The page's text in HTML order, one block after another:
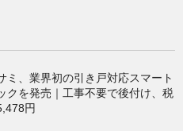
ミ、業界初の引き戸対応スマート
クを発売｜工事不要で後付け、税
円